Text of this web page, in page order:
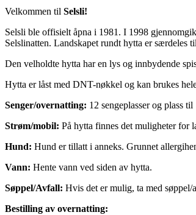
Velkommen til Selsli!
Selsli ble offisielt åpna i 1981. I 1998
Selslinatten. Landskapet rundt hytta er særdeles
Den velholdte hytta har en lys og innbydende
Hytta er låst med DNT-nøkkel og kan brukes
Senger/overnatting: 12 sengeplasser og plass
Strøm/mobil: På hytta finnes det muligheter for
Hund: Hund er tillatt i anneks. Grunnet
Vann: Hente vann ved siden av hytta.
Søppel/Avfall: Hvis det er mulig, ta med
Bestilling av overnatting: